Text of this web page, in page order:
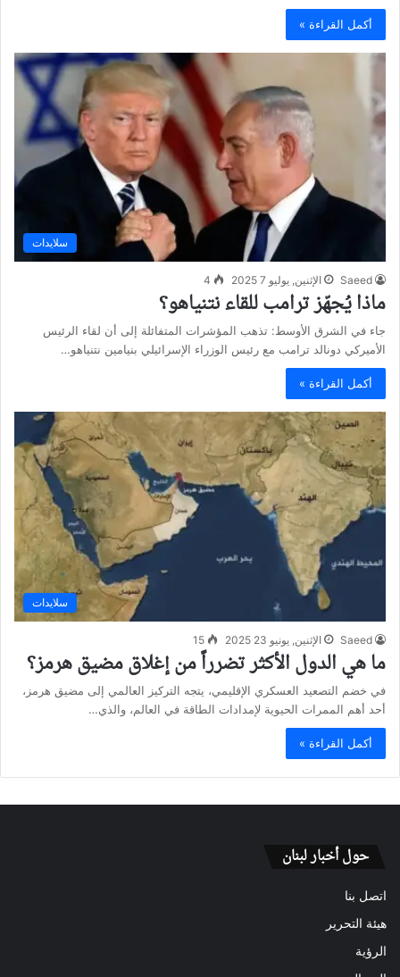
أكمل القراءة »
سلايدات
Saeed الإثنين, يوليو 7 2025 4
ماذا يُجهّز ترامب للقاء نتنياهو؟
جاء في الشرق الأوسط: تذهب المؤشرات المتفائلة إلى أن لقاء الرئيس
الأميركي دونالد ترامب مع رئيس الوزراء الإسرائيلي بنيامين نتنياهو…
أكمل القراءة »
سلايدات
Saeed الإثنين, يونيو 23 2025 15
ما هي الدول الأكثر تضرراً من إغلاق مضيق هرمز؟
في خضم التصعيد العسكري الإقليمي، يتجه التركيز العالمي إلى مضيق هرمز،
أحد أهم الممرات الحيوية لإمدادات الطاقة في العالم، والذي…
أكمل القراءة »
حول أخبار لبنان
اتصل بنا
هيئة التحرير
الرؤية